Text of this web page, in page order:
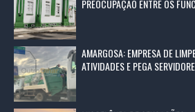
PREOCUPAÇÃO ENTRE OS
AMARGOSA: EMPRESA DE
ATIVIDADES E PEGA